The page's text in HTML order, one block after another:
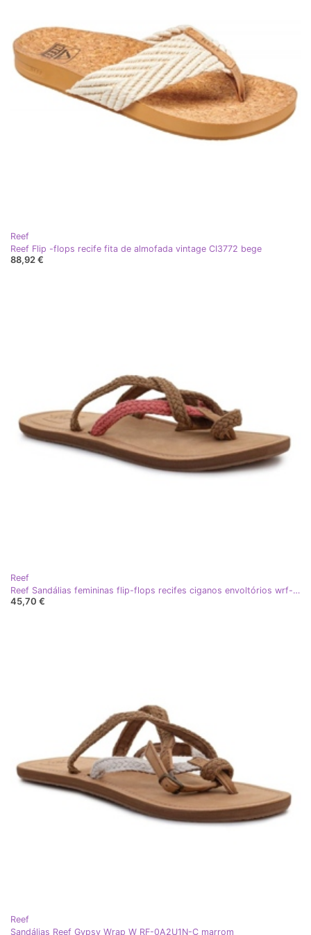
Reef
Reef Flip -flops recife fita de almofada vintage CI3772 bege
88,92 €
Reef
Reef Sandálias femininas flip-flops recifes ciganos envoltórios wrf-0a2u1n marrom
45,70 €
Reef
Sandálias Reef Gypsy Wrap W RF-0A2U1N-C marrom